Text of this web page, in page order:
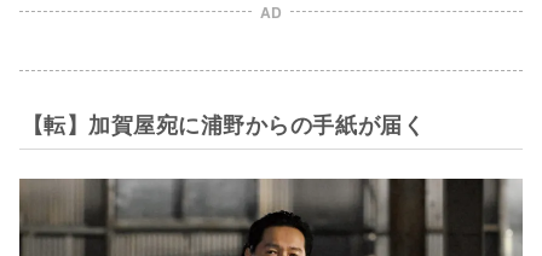
AD
【転】加賀屋宛に浦野からの手紙が届く